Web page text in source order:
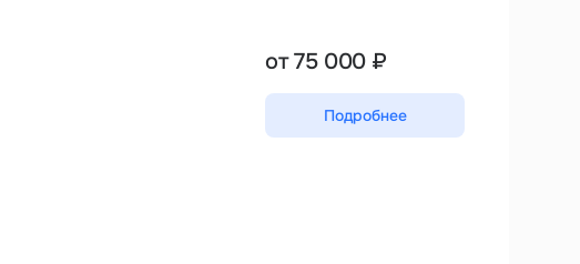
от 75 000 ₽
Подробнее